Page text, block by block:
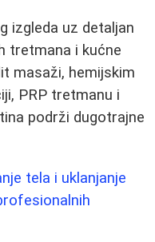
izgleda uz detaljan
tretmana i kućne
masaži, hemijskim
PRP tretmanu i
podrži dugotrajne
tela i uklanjanje